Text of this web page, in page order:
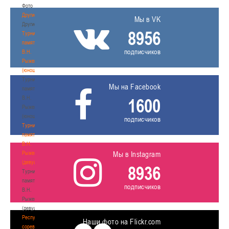
Фото
Другие
Другие
Турнир
памяти
В.Н.
Рыженкова
(юноши)
Турнир
памяти
В.Н.
Рыженкова
(юноши)
Турнир
памяти
В.Н.
Рыженкова
(девушки)
Турнир
памяти
В.Н.
Рыженкова
(девушки)
Республиканские
соревнования
Мы в VK
8956
подписчиков
Мы на Facebook
1600
подписчиков
Мы в Instagram
8936
подписчиков
Наши фото на Flickr.com